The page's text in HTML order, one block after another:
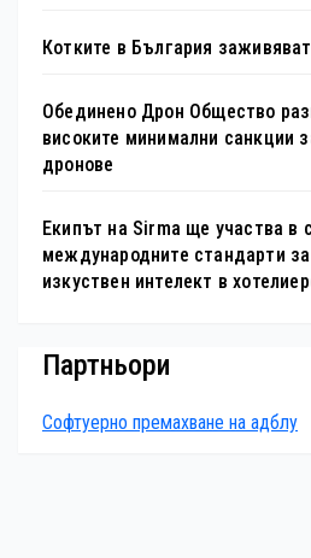
Котките в България
Обединено Дрон Общество
високите минимални санкции
дронове
Екипът на Sirma ще участва в
международните стандарти
изкуствен интелект в
Партньори
Софтуерно премахване на адблу